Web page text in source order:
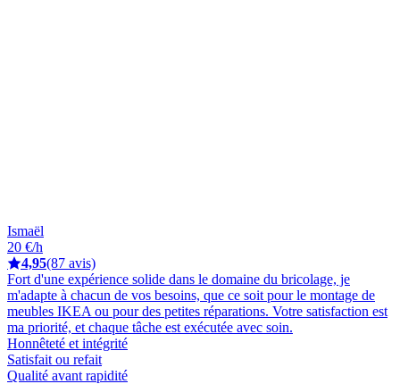
Ismaël
20 €/h
4,95(87 avis)
Fort d'une expérience solide dans le domaine du bricolage, je
m'adapte à chacun de vos besoins, que ce soit pour le montage de
meubles IKEA ou pour des petites réparations. Votre satisfaction est
ma priorité, et chaque tâche est exécutée avec soin.
Honnêteté et intégrité
Satisfait ou refait
Qualité avant rapidité